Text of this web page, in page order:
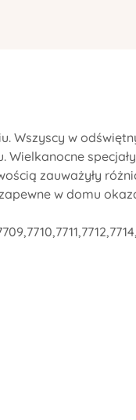
Wszyscy w
zauważyły
w domu